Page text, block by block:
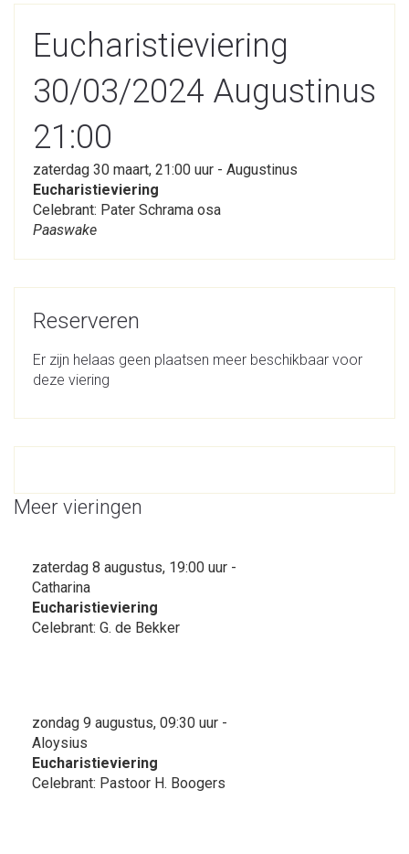
Eucharistieviering
30/03/2024 Augustinus
21:00
zaterdag 30 maart, 21:00 uur - Augustinus
Eucharistieviering
Celebrant: Pater Schrama osa
Paaswake
Reserveren
Er zijn helaas geen plaatsen meer beschikbaar voor
deze viering
Meer vieringen
zaterdag 8 augustus, 19:00 uur -
Catharina
Eucharistieviering
Celebrant: G. de Bekker
zondag 9 augustus, 09:30 uur -
Aloysius
Eucharistieviering
Celebrant: Pastoor H. Boogers